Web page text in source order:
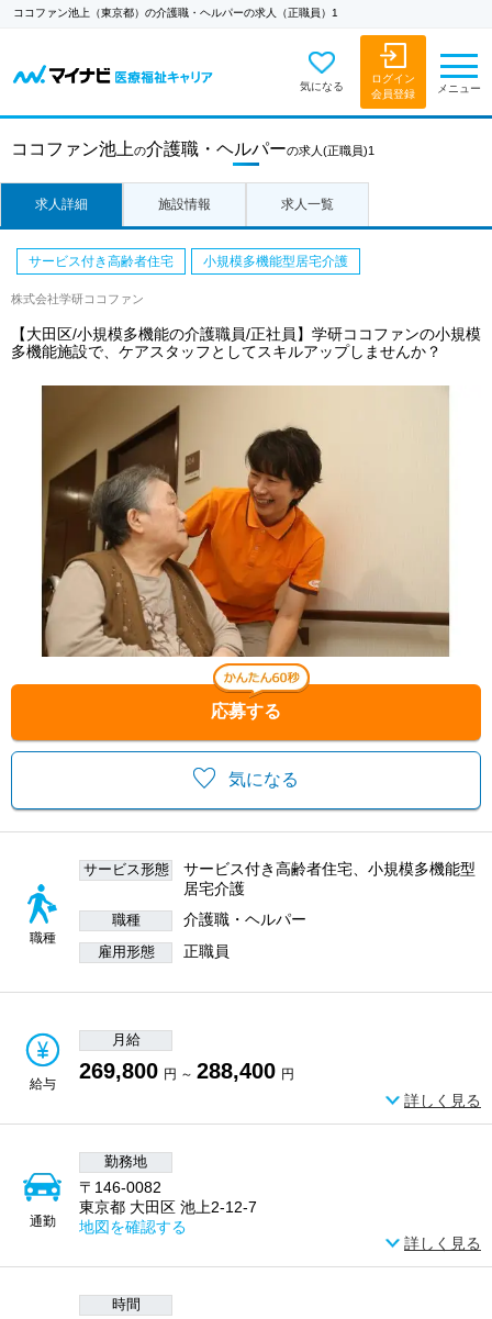
ココファン池上（東京都）の介護職・ヘルパーの求人（正職員）1
気になる
ログイン
会員登録
メニュー
ココファン池上の介護職・ヘルパーの求人 (正職員)1
求人詳細 施設情報 求人一覧
気になる
応募する
サービス付き高齢者住宅 小規模多機能型居宅介護
株式会社学研ココファン
【大田区/小規模多機能の介護職員/正社員】学研ココファンの小規模
多機能施設で、ケアスタッフとしてスキルアップしませんか？
職種
サービス形態
サービス付き高齢者住宅、小規模多機能型
居宅介護
職種 介護職・ヘルパー
雇用形態 正職員
給与
月給
269,800 円 ～ 288,400 円
詳しく見る
通勤
勤務地
〒146-0082
東京都 大田区 池上2-12-7
地図を確認する
詳しく見る
時間